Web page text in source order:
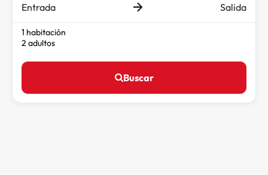
Entrada Salida
1 habitación
2 adultos
Buscar